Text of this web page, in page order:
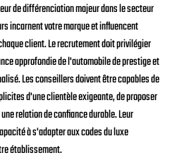
de différenciation majeur dans le secteur
incarnent votre marque et influencent
client. Le recrutement doit privilégier
approfondie de l'automobile de prestige et
Les conseillers doivent être capables de
d'une clientèle exigeante, de proposer
relation de confiance durable. Leur
à s'adapter aux codes du luxe
établissement.